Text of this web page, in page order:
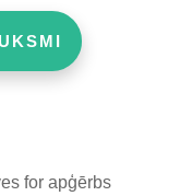
for apģērbs